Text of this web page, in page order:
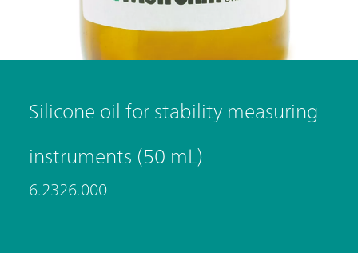
Silicone oil for stability measuring
instruments (50 mL)
6.2326.000